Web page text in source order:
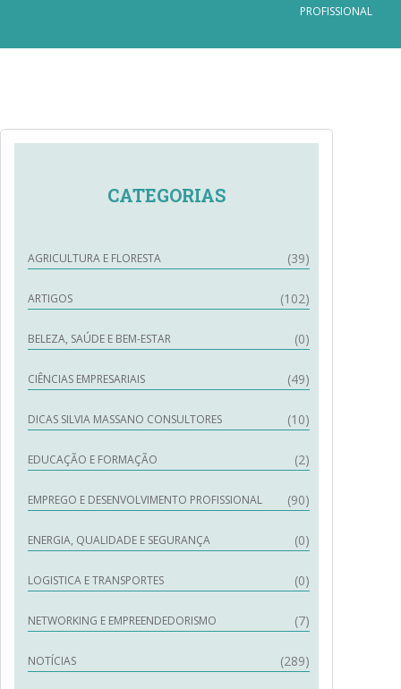
PROFISSIONAL
CATEGORIAS
AGRICULTURA E FLORESTA (39)
ARTIGOS (102)
BELEZA, SAÚDE E BEM-ESTAR (0)
CIÊNCIAS EMPRESARIAIS (49)
DICAS SILVIA MASSANO CONSULTORES (10)
EDUCAÇÃO E FORMAÇÃO (2)
EMPREGO E DESENVOLVIMENTO PROFISSIONAL (90)
ENERGIA, QUALIDADE E SEGURANÇA (0)
LOGISTICA E TRANSPORTES (0)
NETWORKING E EMPREENDEDORISMO (7)
NOTÍCIAS (289)